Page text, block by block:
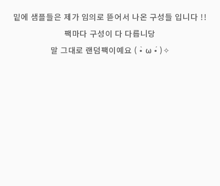
밑에 샘플들은 제가 임의로 뜯어서 나온 구성들 입니다 !!
팩마다 구성이 다 다릅니당
말 그대로 랜덤팩이예요 ( •̀ ω •́ )✧